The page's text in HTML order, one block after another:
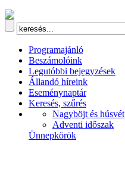
Programajánló
Beszámolóink
Legutóbbi bejegyzések
Állandó híreink
Eseménynaptár
Keresés, szűrés
Nagyböjt és húsvét
Adventi időszak
Ünnepkörök